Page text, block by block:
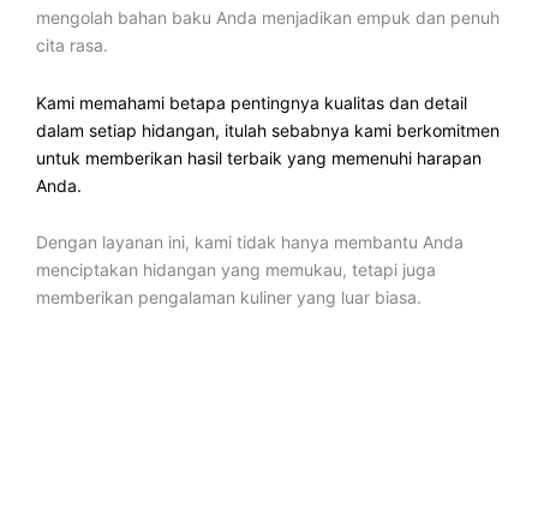
mengolah bahan baku Anda menjadikan empuk dan penuh
cita rasa.
Kami memahami betapa pentingnya kualitas dan detail
dalam setiap hidangan, itulah sebabnya kami berkomitmen
untuk memberikan hasil terbaik yang memenuhi harapan
Anda.
Dengan layanan ini, kami tidak hanya membantu Anda
menciptakan hidangan yang memukau, tetapi juga
memberikan pengalaman kuliner yang luar biasa.